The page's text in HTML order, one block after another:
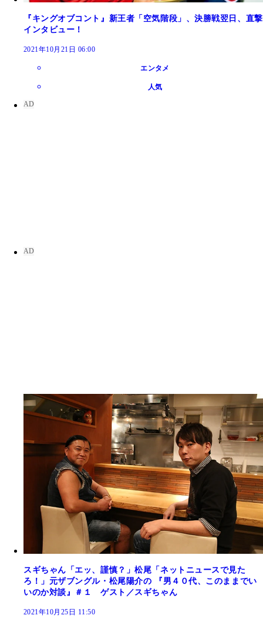
『キングオブコント』新王者「空気階段」、決勝戦翌日、直撃
インタビュー！
2021年10月21日 06:00
エンタメ
人気
スギちゃん「エッ、謹慎？」松尾「ネットニュースで見た
ろ！」元ザブングル・松尾陽介の 『男４０代、このままでい
いのか対談』＃１ ゲスト／スギちゃん
2021年10月25日 11:50